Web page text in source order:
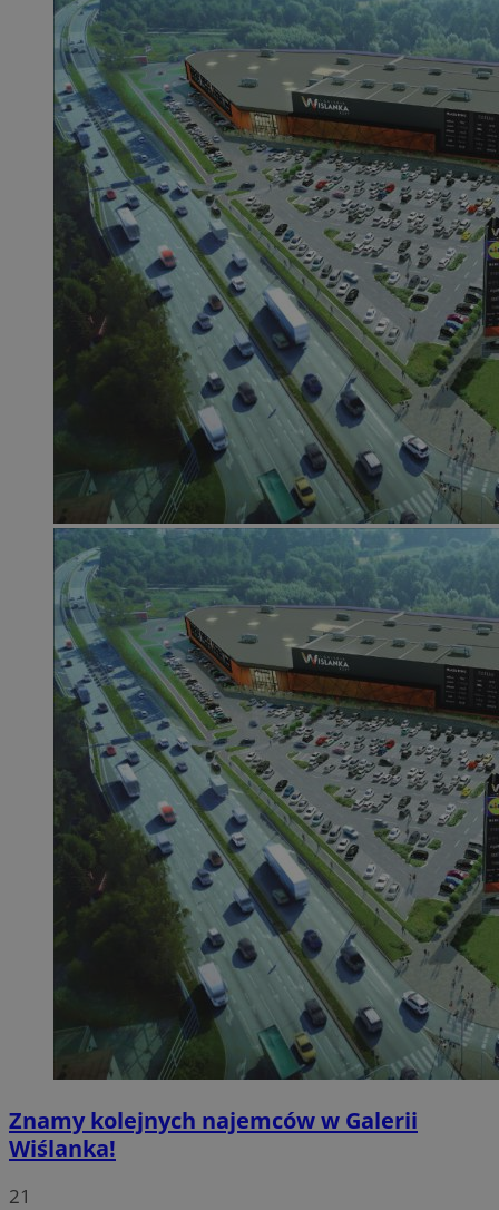
Znamy kolejnych najemców w Galerii
Wiślanka!
21